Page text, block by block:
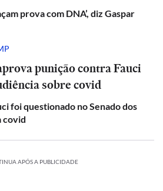
prova com DNA’, diz Gaspar
punição contra Fauci
sobre covid
foi questionado no Senado dos
covid
APÓS A PUBLICIDADE